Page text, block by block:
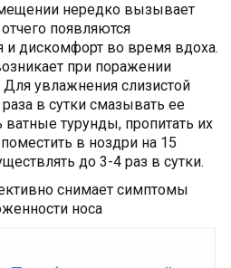
нередко вызывает
появляются
дискомфорт во время вдоха.
при поражении
увлажнения слизистой
в сутки смазывать ее
турунды, пропитать их
в ноздри на 15
до 3-4 раз в сутки.
снимает симптомы
носа